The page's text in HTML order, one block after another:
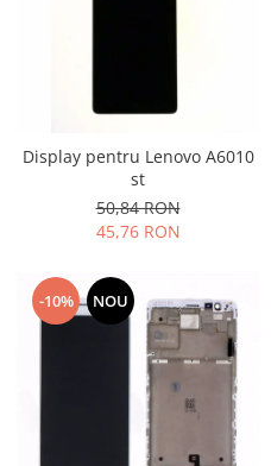
Display pentru Lenovo A6010
st
50,84 RON
45,76 RON
-10% NOU